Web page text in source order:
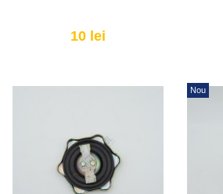
10 lei
Nou